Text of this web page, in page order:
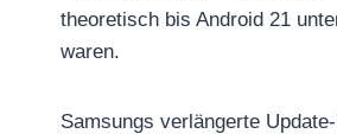
theoretisch bis Android 21
waren.
Samsungs verlängerte